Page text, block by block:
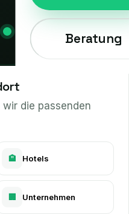
Beratung
wir die passenden
🏨 Hotels
Unternehmen